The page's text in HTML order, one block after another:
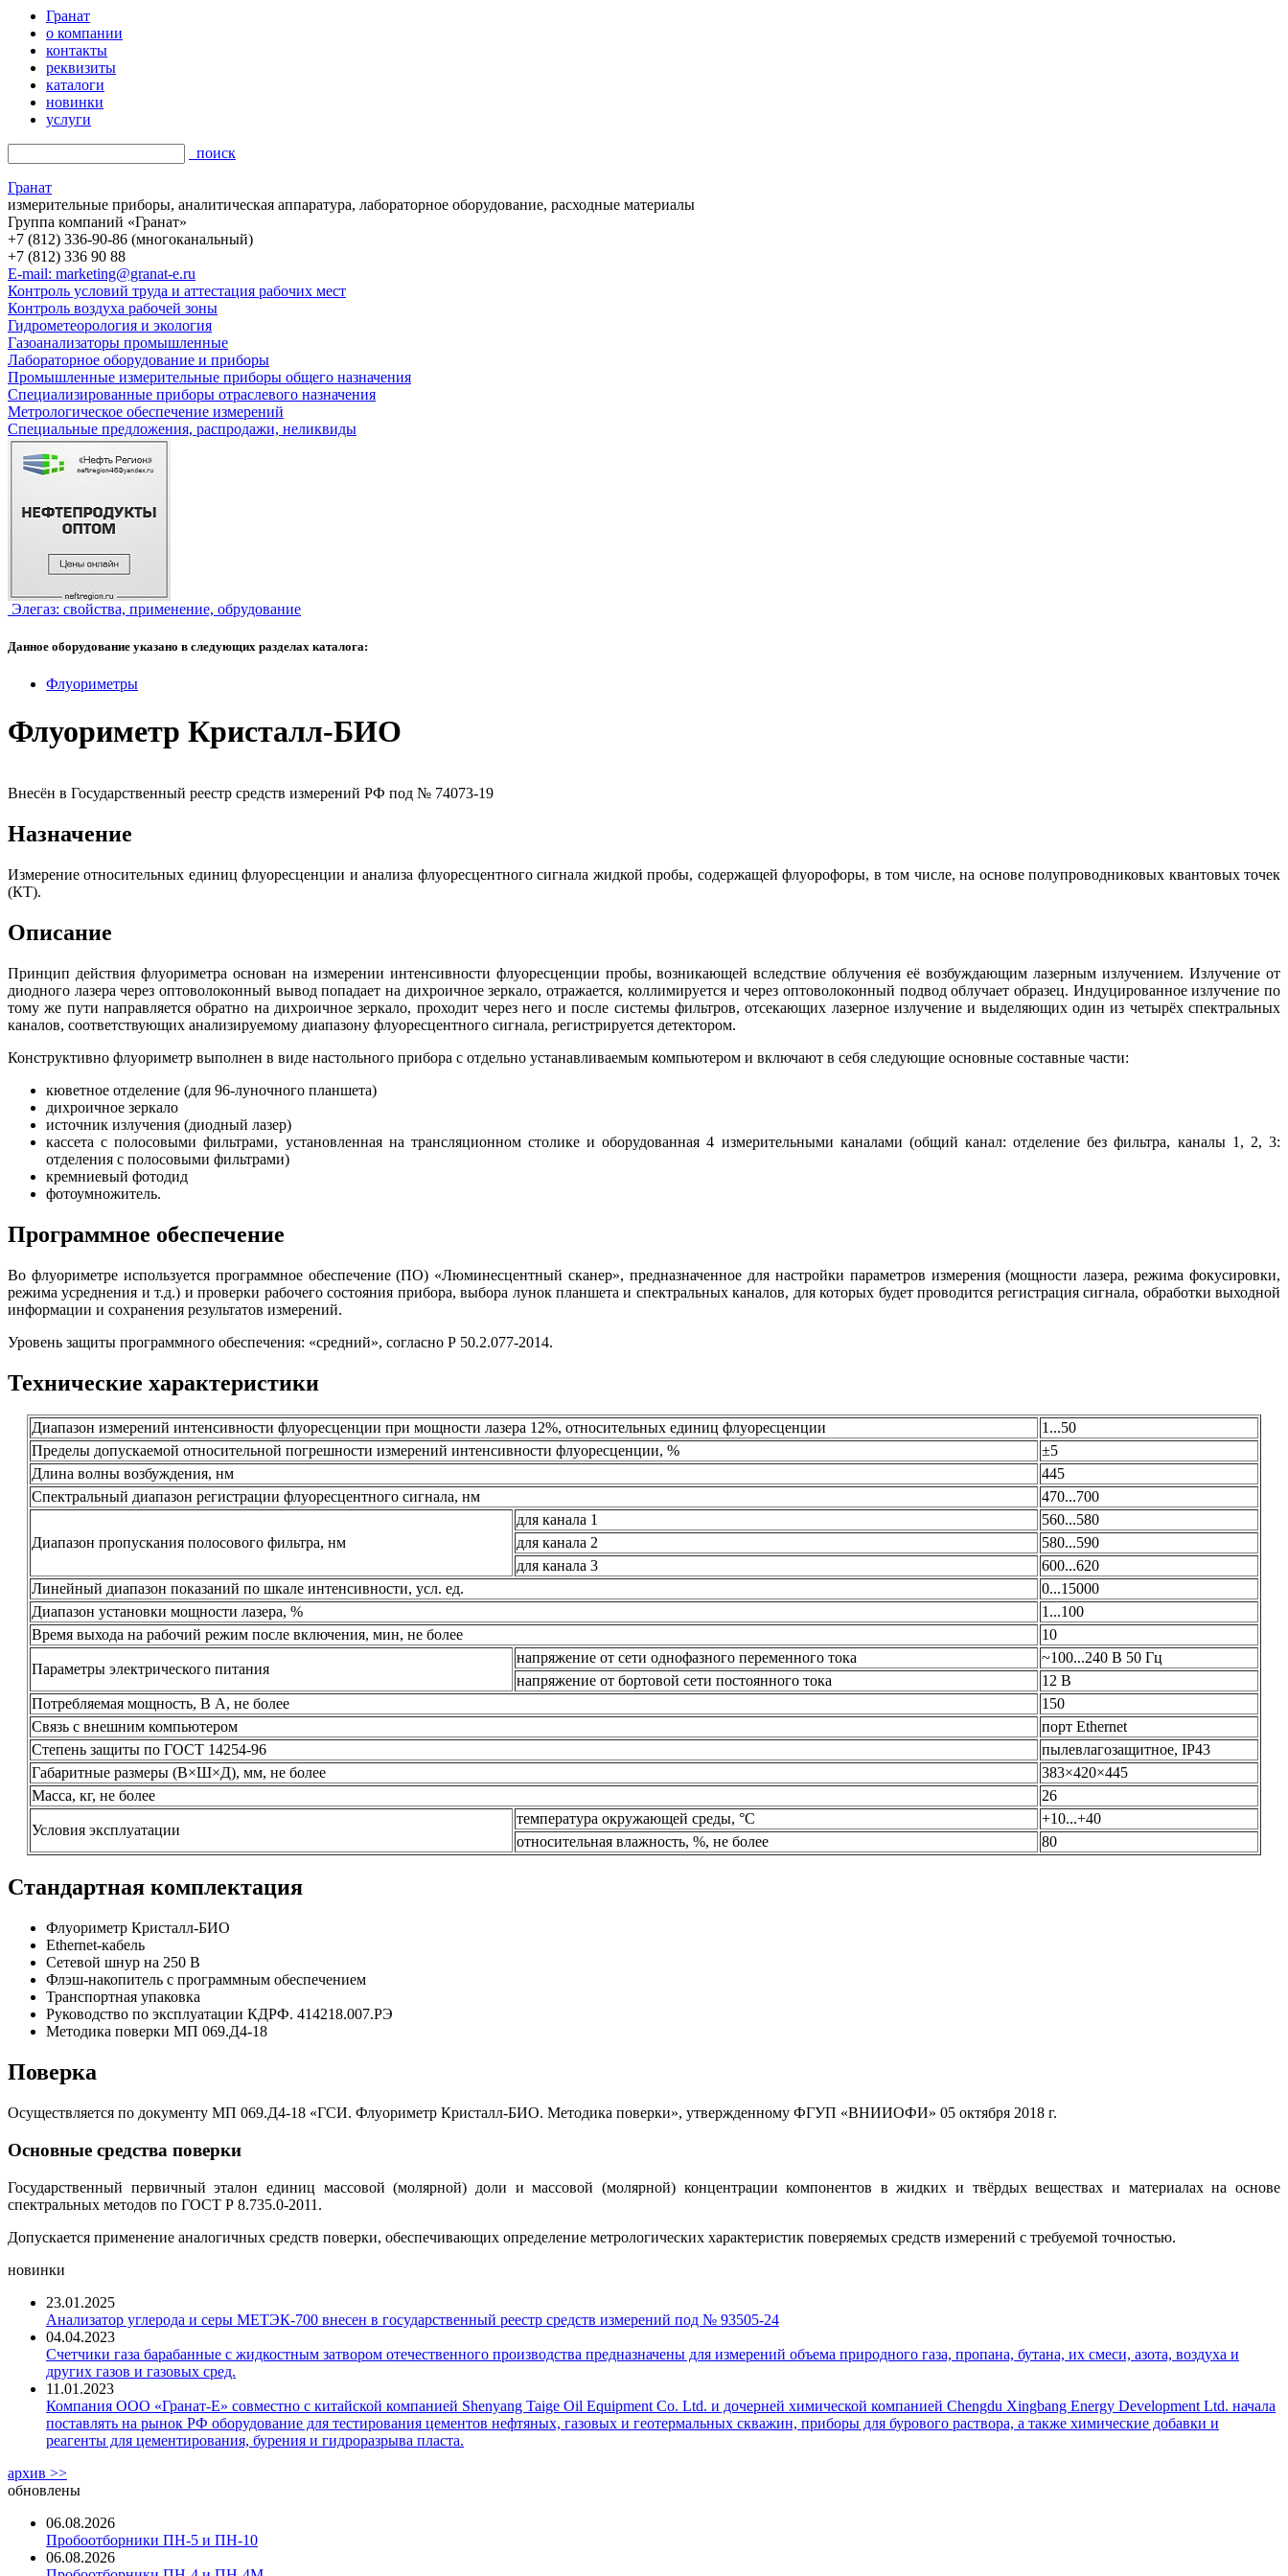
Гранат
о компании
контакты
реквизиты
каталоги
новинки
услуги
поиск
Гранат
измерительные приборы, аналитическая аппаратура, лабораторное оборудование, расходные материалы
Группа компаний «Гранат»
+7 (812) 336-90-86 (многоканальный)
+7 (812) 336 90 88
E-mail: marketing@granat-e.ru
Контроль условий труда и аттестация рабочих мест
Контроль воздуха рабочей зоны
Гидрометеорология и экология
Газоанализаторы промышленные
Лабораторное оборудование и приборы
Промышленные измерительные приборы общего назначения
Специализированные приборы отраслевого назначения
Метрологическое обеспечение измерений
Специальные предложения, распродажи, неликвиды
Элегаз: свойства, применение, обрудование
Данное оборудование указано в следующих разделах каталога:
Флуориметры
Флуориметр Кристалл-БИО
Внесён в Государственный реестр средств измерений РФ под № 74073-19
Назначение
Измерение относительных единиц флуоресценции и анализа флуоресцентного сигнала жидкой пробы, содержащей флуорофоры, в том числе, на основе полупроводниковых квантовых точек
(КТ).
Описание
Принцип действия флуориметра основан на измерении интенсивности флуоресценции пробы, возникающей вследствие облучения её возбуждающим лазерным излучением. Излучение от
диодного лазера через оптоволоконный вывод попадает на дихроичное зеркало, отражается, коллимируется и через оптоволоконный подвод облучает образец. Индуцированное излучение по
тому же пути направляется обратно на дихроичное зеркало, проходит через него и после системы фильтров, отсекающих лазерное излучение и выделяющих один из четырёх спектральных
каналов, соответствующих анализируемому диапазону флуоресцентного сигнала, регистрируется детектором.
Конструктивно флуориметр выполнен в виде настольного прибора с отдельно устанавливаемым компьютером и включают в себя следующие основные составные части:
кюветное отделение (для 96-луночного планшета)
дихроичное зеркало
источник излучения (диодный лазер)
кассета с полосовыми фильтрами, установленная на трансляционном столике и оборудованная 4 измерительными каналами (общий канал: отделение без фильтра, каналы 1, 2, 3:
отделения с полосовыми фильтрами)
кремниевый фотодид
фотоумножитель.
Программное обеспечение
Во флуориметре используется программное обеспечение (ПО) «Люминесцентный сканер», предназначенное для настройки параметров измерения (мощности лазера, режима фокусировки,
режима усреднения и т.д.) и проверки рабочего состояния прибора, выбора лунок планшета и спектральных каналов, для которых будет проводится регистрация сигнала, обработки выходной
информации и сохранения результатов измерений.
Уровень защиты программного обеспечения: «средний», согласно Р 50.2.077-2014.
Технические характеристики
Диапазон измерений интенсивности флуоресценции при мощности лазера 12%, относительных единиц флуоресценции
1...50
Пределы допускаемой относительной погрешности измерений интенсивности флуоресценции, %
±5
Длина волны возбуждения, нм
445
Спектральный диапазон регистрации флуоресцентного сигнала, нм
470...700
Диапазон пропускания полосового фильтра, нм
для канала 1
560...580
для канала 2
580...590
для канала 3
600...620
Линейный диапазон показаний по шкале интенсивности, усл. ед.
0...15000
Диапазон установки мощности лазера, %
1...100
Время выхода на рабочий режим после включения, мин, не более
10
Параметры электрического питания
напряжение от сети однофазного переменного тока
~100...240 В 50 Гц
напряжение от бортовой сети постоянного тока
12 В
Потребляемая мощность, В А, не более
150
Связь с внешним компьютером
порт Ethernet
Степень защиты по ГОСТ 14254-96
пылевлагозащитное, IP43
Габаритные размеры (В×Ш×Д), мм, не более
383×420×445
Масса, кг, не более
26
Условия эксплуатации
температура окружающей среды, °С
+10...+40
относительная влажность, %, не более
80
Стандартная комплектация
Флуориметр Кристалл-БИО
Ethernet-кабель
Сетевой шнур на 250 В
Флэш-накопитель с программным обеспечением
Транспортная упаковка
Руководство по эксплуатации КДРФ. 414218.007.РЭ
Методика поверки МП 069.Д4-18
Поверка
Осуществляется по документу МП 069.Д4-18 «ГСИ. Флуориметр Кристалл-БИО. Методика поверки», утвержденному ФГУП «ВНИИОФИ» 05 октября 2018 г.
Основные средства поверки
Государственный первичный эталон единиц массовой (молярной) доли и массовой (молярной) концентрации компонентов в жидких и твёрдых веществах и материалах на основе
спектральных методов по ГОСТ Р 8.735.0-2011.
Допускается применение аналогичных средств поверки, обеспечивающих определение метрологических характеристик поверяемых средств измерений с требуемой точностью.
новинки
23.01.2025
Анализатор углерода и серы МЕТЭК-700 внесен в государственный реестр средств измерений под № 93505-24
04.04.2023
Счетчики газа барабанные с жидкостным затвором отечественного производства предназначены для измерений объема природного газа, пропана, бутана, их смеси, азота, воздуха и
других газов и газовых сред.
11.01.2023
Компания ООО «Гранат-Е» совместно с китайской компанией Shenyang Taige Oil Equipment Co. Ltd. и дочерней химической компанией Chengdu Xingbang Energy Development Ltd. начала
поставлять на рынок РФ оборудование для тестирования цементов нефтяных, газовых и геотермальных скважин, приборы для бурового раствора, а также химические добавки и
реагенты для цементирования, бурения и гидроразрыва пласта.
архив >>
обновлены
06.08.2026
Пробоотборники ПН-5 и ПН-10
06.08.2026